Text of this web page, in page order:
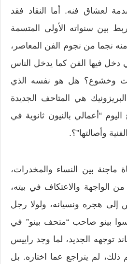
لعشاق فنه. أما النقاد فقد
بين سنواته الأولى المتسمة
نجما من نجوم الفن المعاصر،
دخل فيها الفن كما يدخل الناس
وخشوع؟ هل هو نفسه الذي
هي المتاحف الجديدة
“أعمالي بالنيون ثانوية في
وأصالتها”؟.
ماجنة بين النساء والمخدرات،
الواجهة والاعتكاف في بيته،
إلى هجره ونسيانه، ولولا رجل
بينو صاحب “متحف بينو” في
توجهه الجديد، لما وجد راييس
ذلك، لم يتراجع عما اختاره. بل